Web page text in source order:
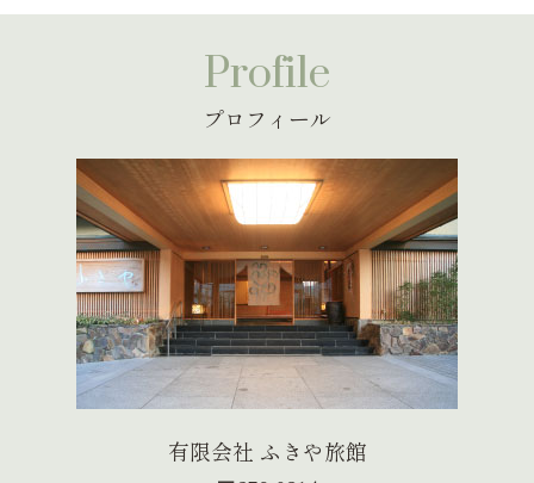
Profile
プロフィール
有限会社 ふきや旅館